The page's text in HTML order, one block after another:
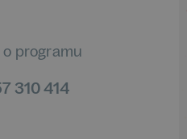
programu
310 414